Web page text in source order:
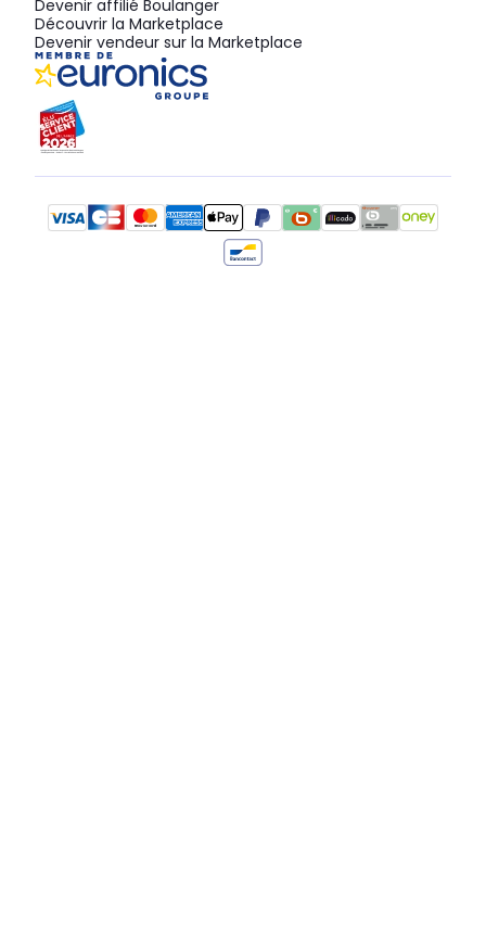
Devenir affilié Boulanger
Découvrir la Marketplace
Devenir vendeur sur la Marketplace